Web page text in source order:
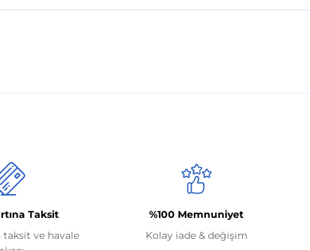
Taksit
taksit ve havale
%100 Memnuniyet
Kolay iade & değişim